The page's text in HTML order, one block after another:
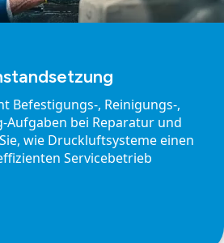
Befestigungs-, Reinigungs-,
Aufgaben bei Reparatur und
wie Druckluftsysteme einen
Servicebetrieb